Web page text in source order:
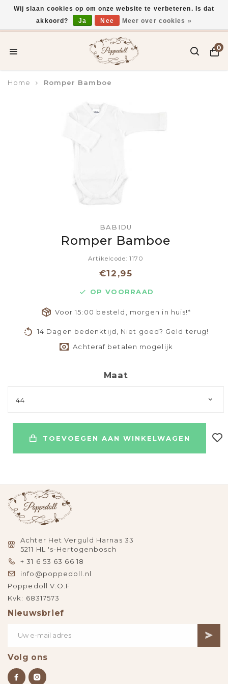
Voor 15:00 uur besteld, vandaag verzonden*
0
Home Romper Bamboe
BABIDU
Romper Bamboe
Artikelcode: 1170
€12,95
OP VOORRAAD
Voor 15:00 besteld, morgen in huis!*
14 Dagen bedenktijd, Niet goed? Geld terug!
Achteraf betalen mogelijk
Maat
44
TOEVOEGEN AAN WINKELWAGEN
Achter Het Verguld Harnas 33
5211 HL 's-Hertogenbosch
+ 31 6 53 63 66 18
info@poppedoll.nl
Poppedoll V.O.F.
Kvk: 68317573
Nieuwsbrief
Volg ons
Wij slaan cookies op om onze website te verbeteren. Is dat
akkoord?
Ja Nee Meer over cookies »